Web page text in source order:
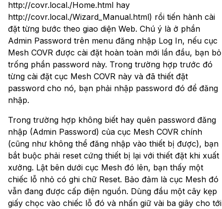
http://covr.local./Home.html hay
http://covr.local./Wizard_Manual.html) rồi tiến hành cài
đặt từng bước theo giao diện Web. Chú ý là ở phần
Admin Password trên menu đăng nhập Log In, nếu cục
Mesh COVR được cài đặt hoàn toàn mới lần đầu, bạn bỏ
trống phần password này. Trong trường hợp trước đó
từng cài đặt cục Mesh COVR này và đã thiết đặt
password cho nó, bạn phải nhập password đó để đăng
nhập.
Trong trường hợp không biết hay quên password đăng
nhập (Admin Password) của cục Mesh COVR chính
(cũng như không thể đăng nhập vào thiết bị được), bạn
bắt buộc phải reset cứng thiết bị lại với thiết đặt khi xuất
xưởng. Lật bên dưới cục Mesh đó lên, bạn thấy một
chiếc lỗ nhỏ có ghi chữ Reset. Bảo đảm là cục Mesh đó
vẫn đang được cấp điện nguồn. Dùng đầu một cây kẹp
giấy chọc vào chiếc lỗ đó và nhấn giữ vài ba giây cho tới